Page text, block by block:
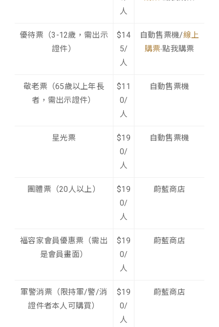
人
優待票（3-12歲，需出示
證件）
$14
5/
人
自動售票機/線上
購票-點我購票
敬老票（65歲以上年長
者，需出示證件）
$11
0/
人
自動售票機
星光票
$19
0/
人
自動售票機
團體票（20人以上）
$19
0/
人
蔚藍商店
福容家會員優惠票（需出
是會員畫面）
$19
0/
人
蔚藍商店
軍警消票（限持軍/警/消
證件者本人可購買）
$19
0/
人
蔚藍商店